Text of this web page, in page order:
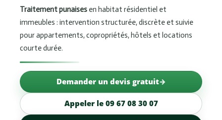
Traitement punaises en habitat résidentiel et
immeubles : intervention structurée, discrète et suivie
pour appartements, copropriétés, hôtels et locations
courte durée.
Demander un devis gratuit
Appeler le 09 67 08 30 07